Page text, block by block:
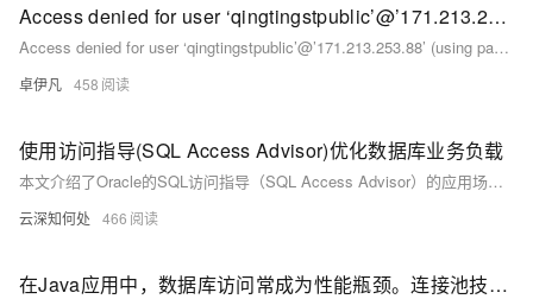
Access denied for user ‘qingtingstpublic’@’171.213.253.88’ (using password: YES)宝塔数据库远程无法连接-宝塔数据远程无法连接的正确解决方案-优雅草央千澈-问题解决
Access denied for user ‘qingtingstpublic’@’171.213.253.88’ (using password: YES)宝塔数据库远程无法连接-宝塔数据远程无法连接的正确解决方案-优雅草央千澈-问题解决
卓伊凡 458
使用访问指导(SQL Access Advisor)优化数据库业务负载
本文介绍了Oracle的SQL访问指导（SQL Access Advisor）的应用场景及其使用方法。访问指导通过分析给定的工作负载，提供索引、物化视图和分区等方面的优化建议，帮助DBA提升数据库性能。具体步骤包括创建访问指导任务、创建工作负载、连接工作负载至访问指导、设置任务参数、运行访问指导、查看和应用优化建议。访问指导不仅针对单条SQL语句，还能综合考虑多条SQL语句的优化效果，为DBA提供全面的决策支持。
云深知何处 466
在Java应用中，数据库访问常成为性能瓶颈。连接池技术通过预建立并复用数据库连接，有效减少连接开销，提升访问效率